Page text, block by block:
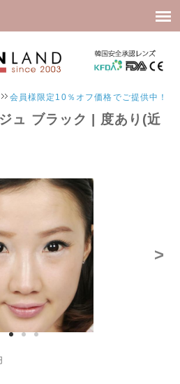
員様限定10％オフ価格でご提供中！
ュ ブラック | 度あり(近
>